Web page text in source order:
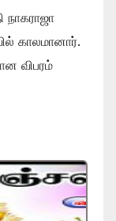
நாகராஜா
காலமானார்.
விபரம்